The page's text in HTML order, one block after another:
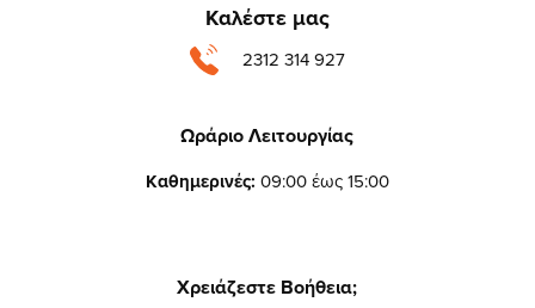
Καλέστε μας
2312 314 927
Ωράριο Λειτουργίας
Καθημερινές: 09:00 έως 15:00
Χρειάζεστε Βοήθεια;